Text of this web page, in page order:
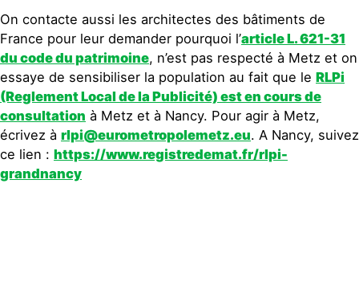
On contacte aussi les architectes des bâtiments de
France pour leur demander pourquoi l’article L. 621-31
du code du patrimoine, n’est pas respecté à Metz et on
essaye de sensibiliser la population au fait que le RLPi
(Reglement Local de la Publicité) est en cours de
consultation à Metz et à Nancy. Pour agir à Metz,
écrivez à rlpi@eurometropolemetz.eu. A Nancy, suivez
ce lien : https://www.registredemat.fr/rlpi-
grandnancy